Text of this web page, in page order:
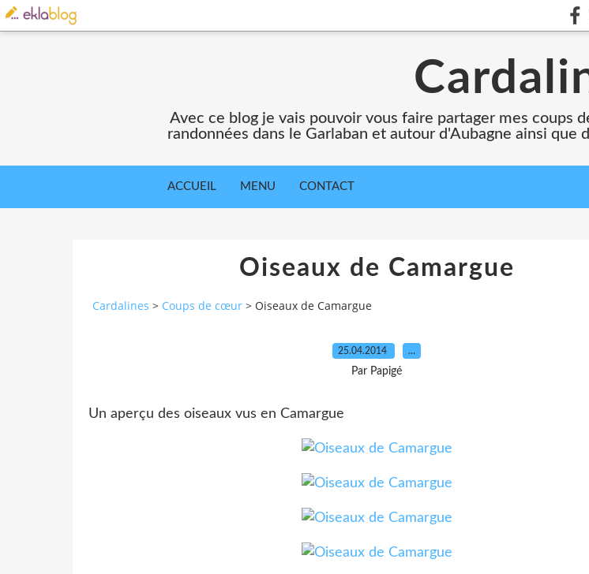
Avec ce blog je vais pouvoir vous faire partager mes coups
randonnées dans le Garlaban et autour d'Aubagne ainsi que
ACCUEIL MENU CONTACT
Oiseaux de Camargue
Cardalines > Coups de cœur > Oiseaux de Camargue
25.04.2014 …
Par Papigé
Un aperçu des oiseaux vus en Camargue